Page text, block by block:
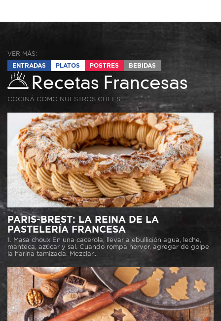
VER MÁS:
ENTRADAS
PLATOS POSTRES BEBIDAS
Recetas Francesas
COCINÁ COMO NUESTROS CHEFS
PARIS-BREST: LA REINA DE LA
PASTELERÍA FRANCESA
1. Masa choux En una cacerola, llevar a ebullición agua, leche,
manteca, azúcar y sal. Cuando rompa hervor, agregar de golpe
la harina tamizada. Mezclar...